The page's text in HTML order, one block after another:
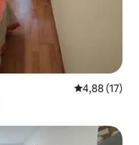
4,88 de uma
4,88 (17)